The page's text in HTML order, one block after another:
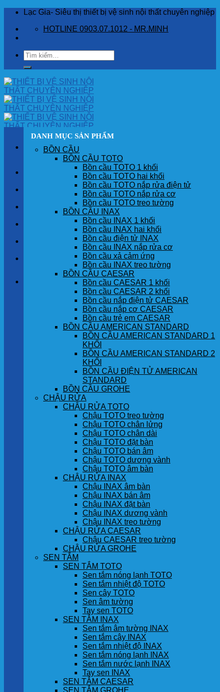
Skip
content
Lạc Gia- Siêu thị thiết bị vệ sinh nội thất chuyên nghiệp
HOTLINE 0903.07.1012 - MR.MINH
Tìm
kiếm:
SẢN PHẨM
GÓC KHÁCH HÀNG
Chưa có sản phẩm trong giỏ hàng.
DANH MỤC SẢN PHẨM
BỒN CẦU
BỒN CẦU TOTO
Bồn cầu TOTO 1 khối
Bồn cầu TOTO hai khối
Bồn cầu TOTO nắp rửa điện tử
Bồn cầu TOTO nắp rửa cơ
Bồn cầu TOTO treo tường
BỒN CẦU INAX
Bồn cầu INAX 1 khối
Bồn cầu INAX hai khối
Bồn cầu điện tử INAX
Bồn cầu INAX nắp rửa cơ
Bồn cầu xả cảm ứng
Bồn cầu INAX treo tường
BỒN CẦU CAESAR
Bồn cầu CAESAR 1 khối
Bồn cầu CAESAR 2 khối
Bồn cầu nắp điện tử CAESAR
Bồn cầu nắp cơ CAESAR
Bồn cầu trẻ em CAESAR
BỒN CẦU AMERICAN STANDARD
BỒN CẦU AMERICAN STANDARD 1
KHỐI
BỒN CẦU AMERICAN STANDARD 2
KHỐI
BỒN CẦU ĐIỆN TỬ AMERICAN
STANDARD
BỒN CẦU GROHE
CHẬU RỬA
CHẬU RỬA TOTO
Chậu TOTO treo tường
Chậu TOTO chân lửng
Chậu TOTO chân dài
Chậu TOTO đặt bàn
Chậu TOTO bán âm
Chậu TOTO dương vành
Chậu TOTO âm bàn
CHẬU RỬA INAX
Chậu INAX âm bàn
Chậu INAX bán âm
Chậu INAX đặt bàn
Chậu INAX dương vành
Chậu INAX treo tường
CHẬU RỬA CAESAR
Chậu CAESAR treo tường
CHẬU RỬA GROHE
SEN TẮM
SEN TẮM TOTO
Sen tắm nóng lạnh TOTO
Sen tắm nhiệt độ TOTO
Sen cây TOTO
Sen âm tường
Tay sen TOTO
SEN TẮM INAX
Sen tắm âm tường INAX
Sen tắm cây INAX
Sen tắm nhiệt độ INAX
Sen tắm nóng lạnh INAX
Sen tắm nước lạnh INAX
Tay sen INAX
SEN TẮM CAESAR
SEN TẮM GROHE